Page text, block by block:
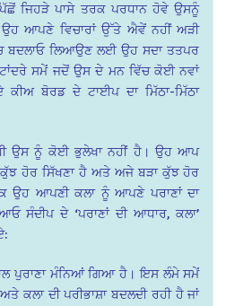
ਜਿਹੜੇ ਪਾਸੇ ਤਰਕ ਪਰਧਾਨ ਹੋਵੇ ਉਸਨੂੰ
ਉਹ ਆਪਣੇ ਵਿਚਾਰਾਂ ਉੱਤੇ ਐਵੇਂ ਨਹੀਂ ਅੜੀ
ਬਦਲਾਓ ਲਿਆਉਣ ਲਈ ਉਹ ਸਦਾ ਤਤਪਰ
ਸਮੇਂ ਜਦੋਂ ਉਸ ਦੇ ਮਨ ਵਿੱਚ ਕੋਈ ਨਵਾਂ
ਬੋਰਡ ਦੇ ਟਾਈਪ ਦਾ ਮਿੱਠਾ-ਮਿੱਠਾ
ਉਸ ਨੂੰ ਕੋਈ ਭੁਲੇਖਾ ਨਹੀਂ ਹੈ। ਉਹ ਆਪ
ਹੋਰ ਸਿੱਖਣਾ ਹੈ ਅਤੇ ਅਜੇ ਬੜਾ ਕੁੱਝ ਹੋਰ
ਉਹ ਆਪਣੀ ਕਲਾ ਨੂੰ ਆਪਣੇ ਪਰਾਣਾਂ ਦਾ
ਸੰਦੀਪ ਦੇ ‘ਪਰਾਣਾਂ ਦੀ ਆਧਾਰ, ਕਲਾ’
ਪੁਰਾਣਾ ਮੰਨਿਆਂ ਗਿਆ ਹੈ। ਇਸ ਲੰਮੇ ਸਮੇਂ
ਕਲਾ ਦੀ ਪਰੀਭਾਸ਼ਾ ਬਦਲਦੀ ਰਹੀ ਹੈ ਜਾਂ